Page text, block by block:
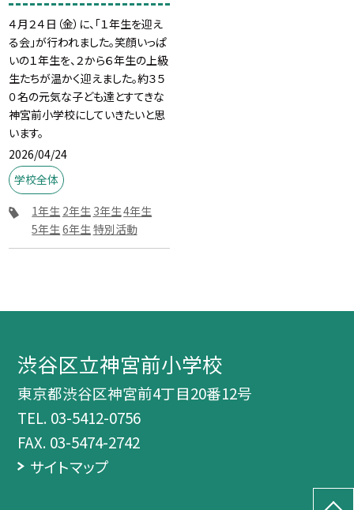
４月２４日（金）に、「１年生を迎え
る会」が行われました。笑顔いっぱ
いの１年生を、２から６年生の上級
生たちが温かく迎えました。約３５
０名の元気な子ども達とすてきな
神宮前小学校にしていきたいと思
います。
2026/04/24
学校全体
1年生 2年生 3年生4年生
5年生6年生特別活動
渋谷区立神宮前小学校
東京都渋谷区神宮前4丁目20番12号
TEL. 03-5412-0756
FAX. 03-5474-2742
サイトマップ